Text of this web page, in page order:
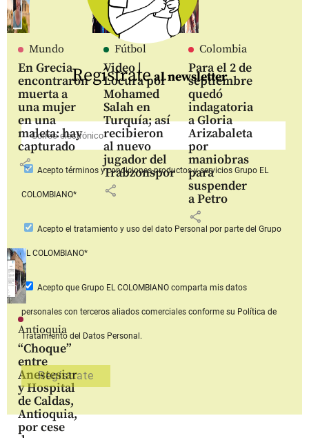
Mundo
En Grecia
encontraron
muerta a
una mujer
en una
maleta: hay
capturado
share
Fútbol
Video |
Locura por
Mohamed
Salah en
Turquía; así
recibieron
al nuevo
jugador del
Trabzonspor
share
Colombia
Para el 2 de
septiembre
quedó
indagatoria
a Gloria
Arizabaleta
por
maniobras
para
suspender
a Petro
share
Antioquia
“Choque”
entre
Anestesiar
y Hospital
de Caldas,
Antioquia,
por cese
Regístrateal newsletter
Aceptotérminos y condiciones productos y serviciosGrupo EL
COLOMBIANO*
Acepto el tratamiento y uso del dato Personal por parte del Grupo
EL COLOMBIANO*
Acepto que Grupo EL COLOMBIANOcomparta mis datos
personales con terceros aliados comerciales conforme su Política de
Tratamiento del Datos Personal.